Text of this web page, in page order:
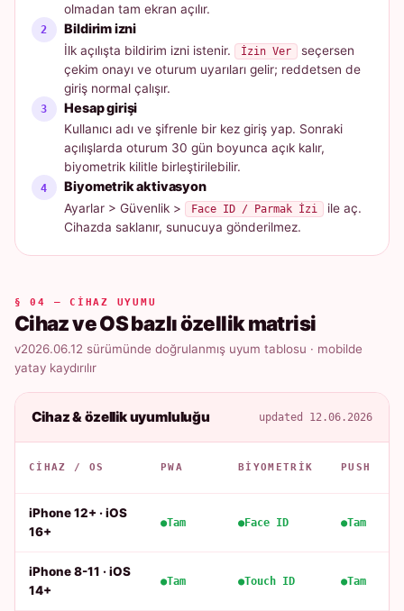
olmadan tam ekran açılır.
Bildirim izni
İlk açılışta bildirim izni istenir. İzin Ver
seçersen
çekim onayı ve oturum uyarıları gelir; reddetsen de
giriş normal çalışır.
Hesap girişi
Kullanıcı adı ve şifrenle bir kez giriş yap. Sonraki
açılışlarda oturum 30 gün boyunca açık kalır,
biyometrik kilitle birleştirilebilir.
Biyometrik aktivasyon
Ayarlar > Güvenlik > Face ID / Parmak İzi
ile aç.
Cihazda saklanır, sunucuya gönderilmez.
§ 04 — CIHAZ UYUMU
Cihaz ve OS bazlı özellik matrisi
v2026.06.12 sürümünde doğrulanmış uyum tablosu · mobilde
yatay kaydırılır
Cihaz & özellik uyumluluğu updated 12.06.2026
CIHAZ / OS PWA BIYOMETRIK PUSH
iPhone 12+ · iOS
16+
Tam Face ID Tam
iPhone 8-11 · iOS
14+
Tam Touch ID Tam